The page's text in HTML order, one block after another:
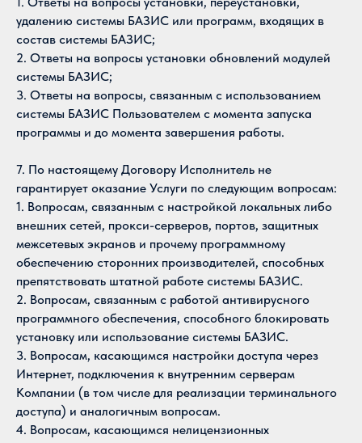
удалению системы БАЗИС или программ, входящих в
состав системы БАЗИС;
2. Ответы на вопросы установки обновлений модулей
системы БАЗИС;
3. Ответы на вопросы, связанным с использованием
системы БАЗИС Пользователем с момента запуска
программы и до момента завершения работы.
7. По настоящему Договору Исполнитель не
гарантирует оказание Услуги по следующим вопросам:
1. Вопросам, связанным с настройкой локальных либо
внешних сетей, прокси-серверов, портов, защитных
межсетевых экранов и прочему программному
обеспечению сторонних производителей, способных
препятствовать штатной работе системы БАЗИС.
2. Вопросам, связанным с работой антивирусного
программного обеспечения, способного блокировать
установку или использование системы БАЗИС.
3. Вопросам, касающимся настройки доступа через
Интернет, подключения к внутренним серверам
Компании (в том числе для реализации терминального
доступа) и аналогичным вопросам.
4. Вопросам, касающимся нелицензионных